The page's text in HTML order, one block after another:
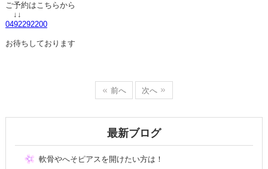
ご予約はこちらから
↓↓
0492292200
お待ちしております
前へ 次へ
最新ブログ
軟骨やへそピアスを開けたい方は！